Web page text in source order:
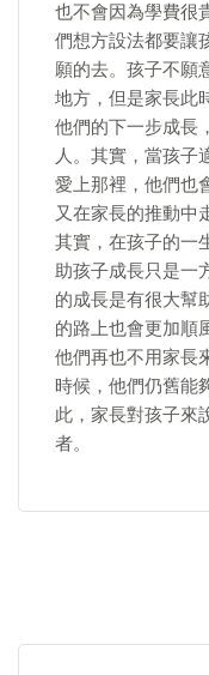
也不會因為學費很
們想方設法都要讓
願的去。孩子不願
地方，但是家長此
他們的下一步成長
人。其實，當孩子
愛上那裡，他們也
又在家長的推動中
其實，在孩子的一
助孩子成長只是一
的成長是有很大幫
的路上也會更加順
他們再也不用家長
時候，他們仍舊能
此，家長對孩子來
者。